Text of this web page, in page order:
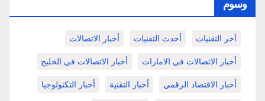
وسوم
آخر التقنيات أحدث التقنيات أخبار الاتصالات
أخبار الاتصالات في الامارات أخبار الاتصالات في الخليج
أخبار الاقتصاد الرقمي أخبار التقنية أخبار التكنولوجيا